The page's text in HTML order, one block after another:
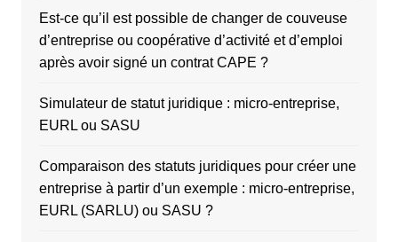
Est-ce qu’il est possible de changer de couveuse
d’entreprise ou coopérative d’activité et d’emploi
après avoir signé un contrat CAPE ?
Simulateur de statut juridique : micro-entreprise,
EURL ou SASU
Comparaison des statuts juridiques pour créer une
entreprise à partir d’un exemple : micro-entreprise,
EURL (SARLU) ou SASU ?